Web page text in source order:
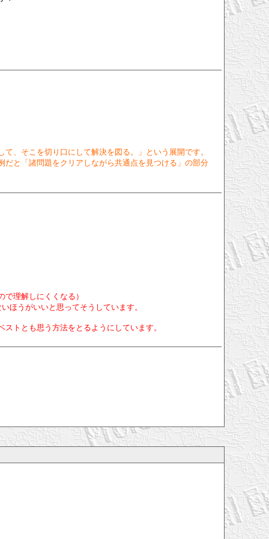
、そこを切り口にして解決を図る。」という展開です。
と「諸問題をクリアしながら共通点を見つける」の部分
理解しにくくなる）
ほうがいいと思ってそうしています。
トとも思う方法をとるようにしています。